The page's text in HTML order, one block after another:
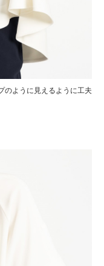
のように見えるように工夫